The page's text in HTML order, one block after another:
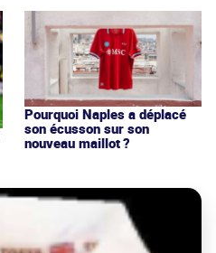
Pourquoi Naples a déplacé
son écusson sur son
nouveau maillot ?